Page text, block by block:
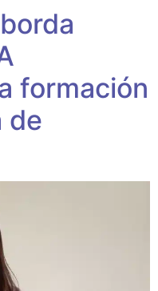
formación
de